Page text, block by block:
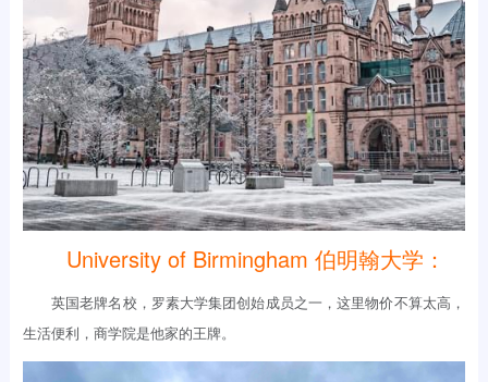
University of Birmingham 伯明翰大学：
英国老牌名校，罗素大学集团创始成员之一，这里物价不算太高，
生活便利，商学院是他家的王牌。